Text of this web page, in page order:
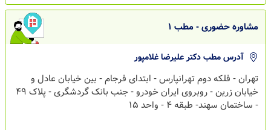
مشاوره حضوری - مطب 1
آدرس مطبدکتر علیرضا غلامپور
تهران - فلکه دوم تهرانپارس - ابتدای فرجام - بین خیابان عادل و
خیابان زرین - روبروی ایران خودرو - جنب بانک گردشگری - پلاک 49
- ساختمان سهند- طبقه 4 - واحد 15